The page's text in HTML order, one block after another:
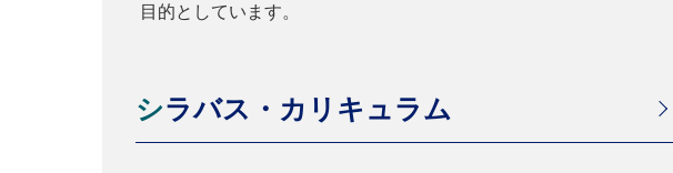
目的としています。
シラバス・カリキュラム